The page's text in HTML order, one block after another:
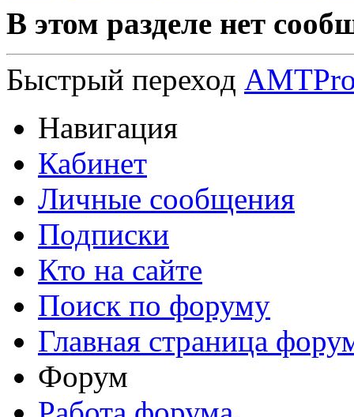
В этом разделе нет
Быстрый переход
Навигация
Кабинет
Личные сообщения
Подписки
Кто на сайте
Поиск по форуму
Главная страница
Форум